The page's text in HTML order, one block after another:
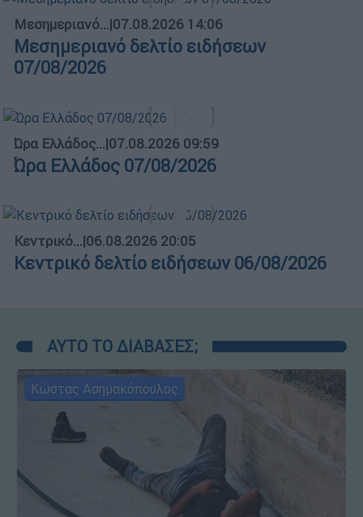
Μεσημεριανό...|07.08.2026 14:06
Μεσημεριανό δελτίο ειδήσεων
07/08/2026
Ώρα Ελλάδος...|07.08.2026 09:59
Ώρα Ελλάδος 07/08/2026
Κεντρικό...|06.08.2026 20:05
Κεντρικό δελτίο ειδήσεων 06/08/2026
ΑΥΤΟ ΤΟ ΔΙΑΒΑΣΕΣ;
Κώστας Ασημακόπουλος